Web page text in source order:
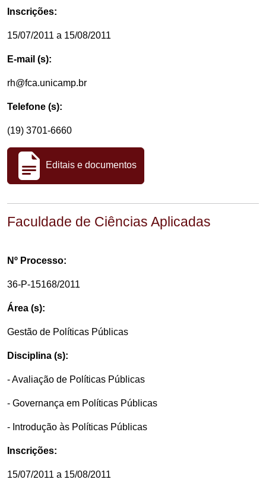
Inscrições:
15/07/2011 a 15/08/2011
E-mail (s):
rh@fca.unicamp.br
Telefone (s):
(19) 3701-6660
Editais e documentos
Faculdade de Ciências Aplicadas
Nº Processo:
36-P-15168/2011
Área (s):
Gestão de Políticas Públicas
Disciplina (s):
- Avaliação de Políticas Públicas
- Governança em Políticas Públicas
- Introdução às Políticas Públicas
Inscrições:
15/07/2011 a 15/08/2011